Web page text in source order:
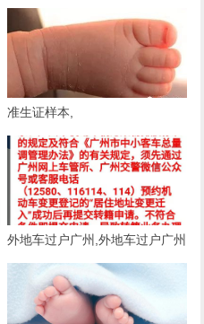
准生证样本,
外地车过户广州,外地车过户广州
车辆迁入流程